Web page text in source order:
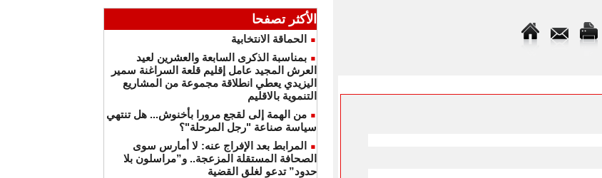
الأكثر تصفحا
الحماقة الانتخابية
بمناسبة الذكرى السابعة والعشرين لعيد
العرش المجيد عامل إقليم قلعة السراغنة سمير
اليزيدي يعطي انطلاقة مجموعة من المشاريع
التنموية بالاقليم
من الهمة إلى لقجع مرورا بأخنوش... هل تنتهي
سياسة صناعة "رجل المرحلة"؟
المرابط بعد الإفراج عنه: لا أمارس سوى
الصحافة المستقلة المزعجة.. و”مراسلون بلا
حدود” تدعو لغلق القضية